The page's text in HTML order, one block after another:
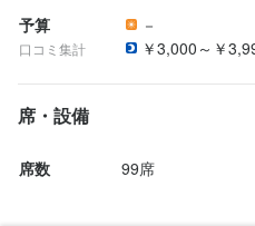
予算
口コミ集計
－
￥3,000～￥
席・設備
席数 99席
ここで仲間と収入を手に入れた
・閉店作業
など
躍できるポジションです。
経験がなくてもまずは、大きな
◆独立支援制度で、自分のお店を
入社すれば、とりあえず“相場より
経験がなくてもまずは、大きな
でも、それができなくても全然
を、一緒に増やしていきましょう。
仕事は少しずつ覚えていけるよ
人との関わりを楽しみながら、